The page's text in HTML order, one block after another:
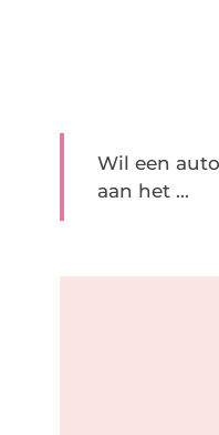
Wil een
aan het ...